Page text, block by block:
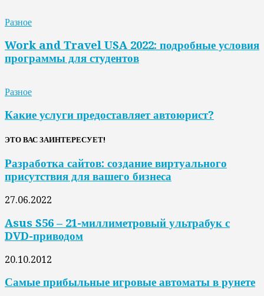
Разное
Work and Travel USA 2022: подробные условия
программы для студентов
Разное
Какие услуги предоставляет автоюрист?
ЭТО ВАС ЗАИНТЕРЕСУЕТ!
Разработка сайтов: создание виртуального
присутствия для вашего бизнеса
27.06.2022
Asus S56 – 21-миллиметровый ультрабук с
DVD-приводом
20.10.2012
Самые прибыльные игровые автоматы в рунете